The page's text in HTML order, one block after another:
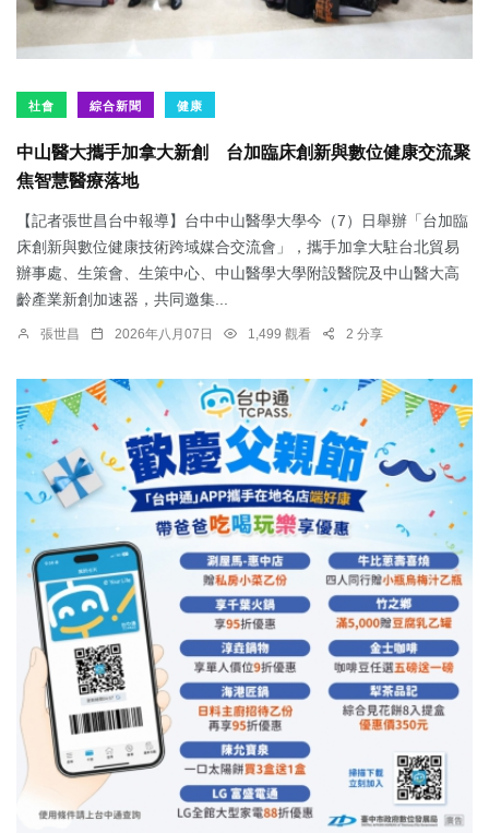
社會 綜合新聞 健康
中山醫大攜手加拿大新創 台加臨床創新與數位健康交流聚
焦智慧醫療落地
【記者張世昌台中報導】台中中山醫學大學今（7）日舉辦「台加臨
床創新與數位健康技術跨域媒合交流會」，攜手加拿大駐台北貿易
辦事處、生策會、生策中心、中山醫學大學附設醫院及中山醫大高
齡產業新創加速器，共同邀集...
張世昌 2026年八月07日 1,499 觀看 2 分享